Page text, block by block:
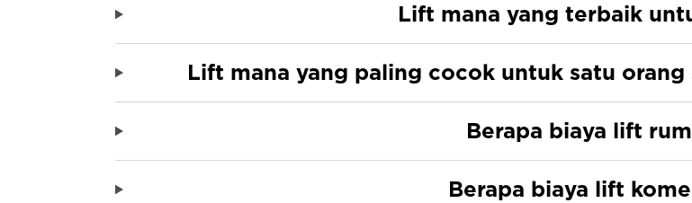
Lift mana yang terbaik
Lift mana yang paling cocok untuk satu orang
Berapa biaya lift
Berapa biaya lift